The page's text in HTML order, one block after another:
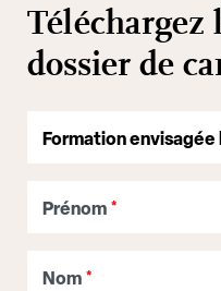
Téléchargez
dossier de
Prénom *
Nom *